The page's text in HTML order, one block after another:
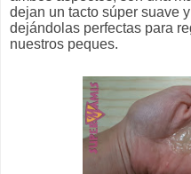
dejan un tacto súper suave
dejándolas perfectas para
nuestros peques.